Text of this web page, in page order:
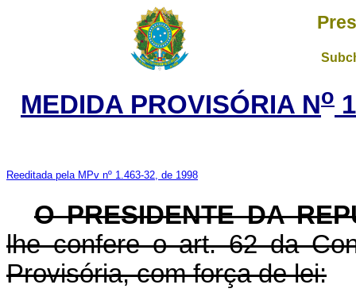
MEDIDA PROVISÓRIA No
Reeditada pela MPv nº 1.463-32, de 1998
O PRESIDENTE DA
lhe confere o art. 62 da
Provisória, com força de lei: